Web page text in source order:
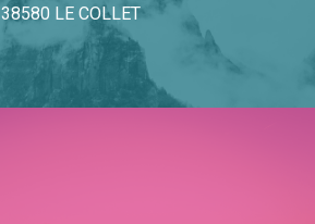
38580 LE COLLET